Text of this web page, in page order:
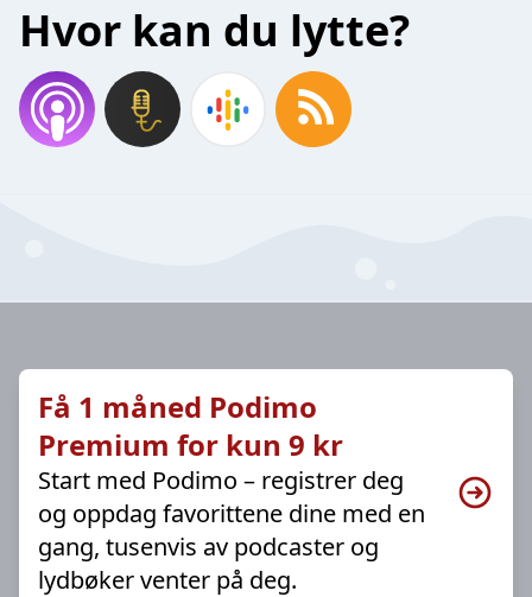
Hvor kan du lytte?
Få 1 måned Podimo
Premium for kun 9 kr
Start med Podimo – registrer deg
og oppdag favorittene dine med en
gang, tusenvis av podcaster og
lydbøker venter på deg.